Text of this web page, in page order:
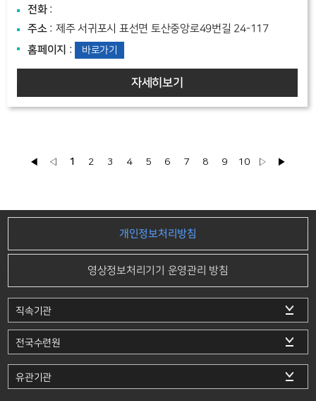
전화:
주소: 제주 서귀포시 표선면 토산중앙로49번길 24-117
홈페이지 : 바로가기
자세히보기
◀ ◁ 1 2 3 4 5 6 7 8 9 10 ▷ ▶
개인정보처리방침
영상정보처리기기 운영관리 방침
직속기관
전국수련원
유관기관